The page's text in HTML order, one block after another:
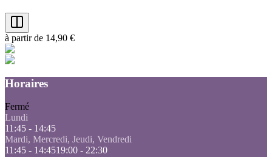
à partir de 14,90 €
Horaires
Fermé
Lundi
11:45 - 14:45
Mardi, Mercredi, Jeudi, Vendredi
11:45 - 14:4519:00 - 22:30